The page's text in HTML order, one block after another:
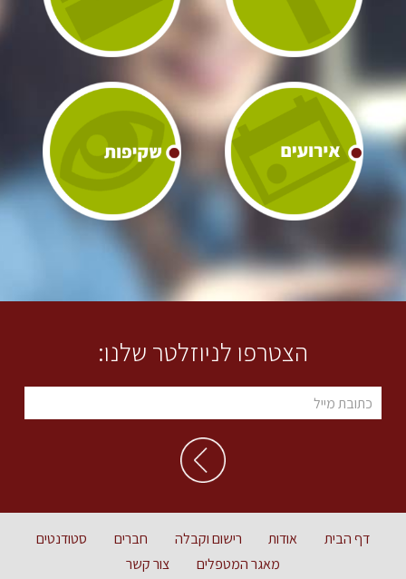
הצטרפו לניוזלטר שלנו:
דף הבית אודות רישום וקבלה חברים
סטודנטים
מאגר המטפלים
צור קשר